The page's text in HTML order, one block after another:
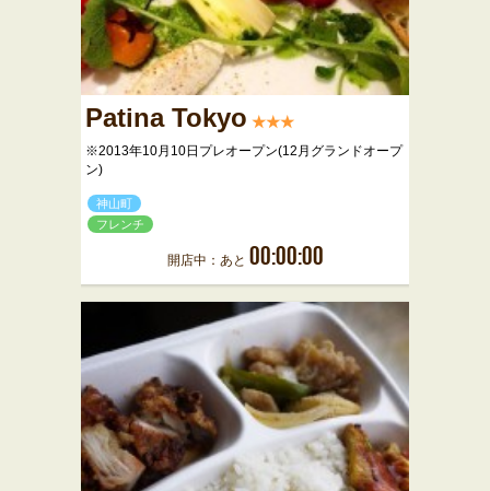
Patina Tokyo ★★★
※2013年10月10日プレオープン(12月グランドオープ
ン)
神山町
フレンチ
開店中：あと 00:00:00